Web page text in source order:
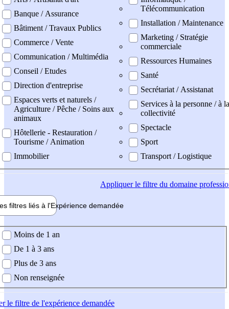
Banque / Assurance
Bâtiment / Travaux Publics
Commerce / Vente
Communication / Multimédia
Conseil / Etudes
Direction d'entreprise
Espaces verts et naturels /
Agriculture / Pêche / Soins aux
animaux
Hôtellerie - Restauration /
Tourisme / Animation
Immobilier
Télécommunication
Installation / Maintenance
Marketing / Stratégie
commerciale
Ressources Humaines
Santé
Secrétariat / Assistanat
Services à la personne / à la
collectivité
Spectacle
Sport
Transport / Logistique
Appliquerle filtre du domaine
filtres liés à l'Expérience demandée
demandée
Moins de 1 an
De 1 à 3 ans
Plus de 3 ans
Non renseignée
le filtre de l'expérience demandée